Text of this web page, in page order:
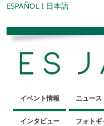
ESPAÑOL I 日本語
イベント情報 ニュース
インタビュー フォトギ